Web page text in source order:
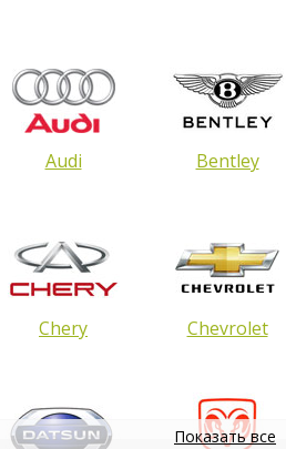
Audi Bentley
Chery Chevrolet
Показать все